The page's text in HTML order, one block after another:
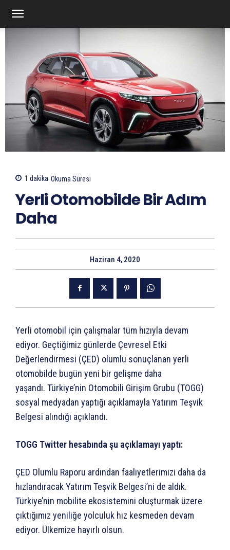
1 dakika Okuma Süresi
Yerli Otomobilde Bir Adım
Daha
Haziran 4, 2020
Yerli otomobil için çalışmalar tüm hızıyla devam
ediyor. Geçtiğimiz günlerde Çevresel Etki
Değerlendirmesi (ÇED) olumlu sonuçlanan yerli
otomobilde bugün yeni bir gelişme daha
yaşandı. Türkiye’nin Otomobili Girişim Grubu (TOGG)
sosyal medyadan yaptığı açıklamayla Yatırım Teşvik
Belgesi alındığı açıklandı.
TOGG Twitter hesabında şu açıklamayı yaptı:
ÇED Olumlu Raporu ardından faaliyetlerimizi daha da
hızlandıracak Yatırım Teşvik Belgesi’ni de aldık.
Türkiye’nin mobilite ekosistemini oluşturmak üzere
çıktığımız yeniliğe yolculuk hız kesmeden devam
ediyor. Ülkemize hayırlı olsun.